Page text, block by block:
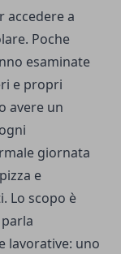
a
Poche
esaminate
e propri
avere un
giornata
e
Lo scopo è
lavorative: uno